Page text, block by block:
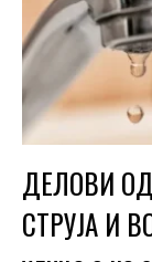
ДЕЛОВИ
СТРУЈА И